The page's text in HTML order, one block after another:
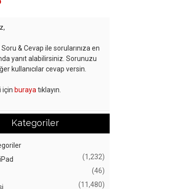
& Cevap ile sorularınıza en
yanıt alabilirsiniz. Sorunuzu
kullanıcılar cevap versin.
için buraya tıklayın.
Kategoriler
(1,232)
(46)
(11,480)